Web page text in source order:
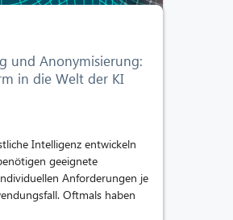
und Anonymisierung:
in die Welt der KI
Intelligenz entwickeln
geeignete
Anforderungen je
Oftmals haben